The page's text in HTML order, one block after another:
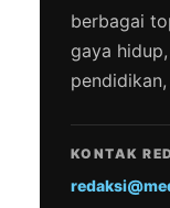
berbagai
gaya
KONTAK